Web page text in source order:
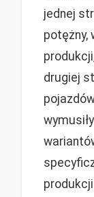
jednej
potężny,
drugiej
produkcji